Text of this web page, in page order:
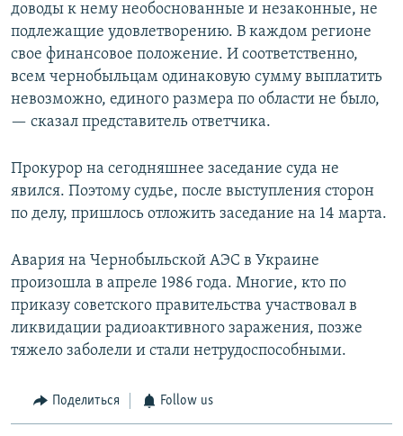
доводы к нему необоснованные и незаконные, не
подлежащие удовлетворению. В каждом регионе
свое финансовое положение. И соответственно,
всем чернобыльцам одинаковую сумму выплатить
невозможно, единого размера по области не было,
— сказал представитель ответчика.
Прокурор на сегодняшнее заседание суда не
явился. Поэтому судье, после выступления сторон
по делу, пришлось отложить заседание на 14 марта.
Авария на Чернобыльской АЭС в Украине
произошла в апреле 1986 года. Многие, кто по
приказу советского правительства участвовал в
ликвидации радиоактивного заражения, позже
тяжело заболели и стали нетрудоспособными.
Поделиться Follow us